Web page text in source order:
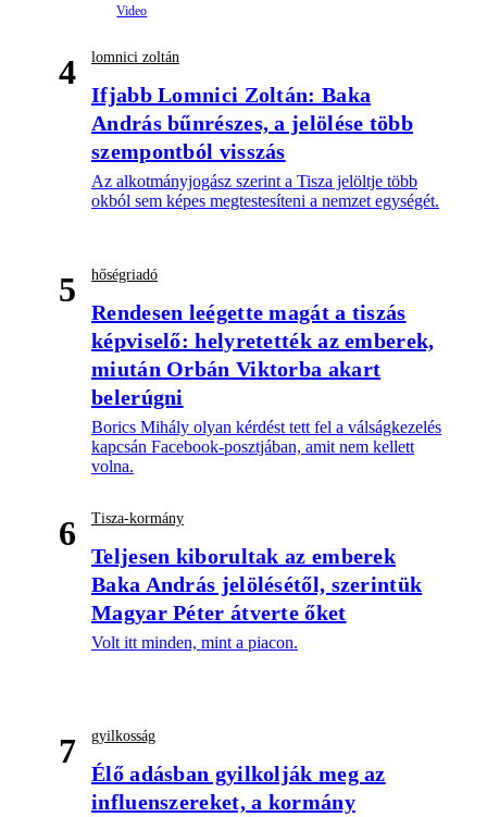
4 lomnici zoltán
Ifjabb Lomnici Zoltán: Baka
András bűnrészes, a jelölése több
szempontból visszás
Az alkotmányjogász szerint a Tisza jelöltje több
okból sem képes megtestesíteni a nemzet egységét.
5 hőségriadó
Rendesen leégette magát a tiszás
képviselő: helyretették az emberek,
miután Orbán Viktorba akart
belerúgni
Borics Mihály olyan kérdést tett fel a válságkezelés
kapcsán Facebook-posztjában, amit nem kellett
volna.
6 Tisza-kormány
Teljesen kiborultak az emberek
Baka András jelölésétől, szerintük
Magyar Péter átverte őket
Volt itt minden, mint a piacon.
7 gyilkosság
Élő adásban gyilkolják meg az
influenszereket, a kormány